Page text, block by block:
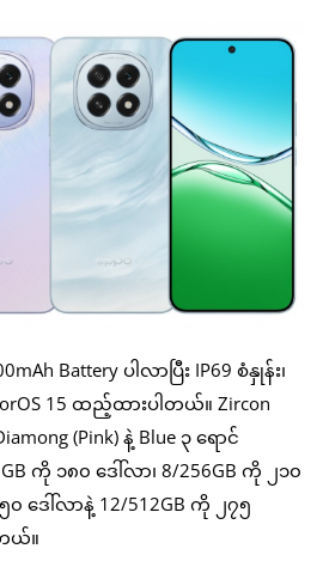
Battery ပါလာပြီး IP69 စံနှုန်း၊
15 ထည့်ထားပါတယ်။ Zircon
(Pink) နဲ့ Blue ၃ ရောင်
ကို ၁၈၀ ဒေါ်လာ၊ 8/256GB ကို ၂၁၀
၀ ဒေါ်လာနဲ့ 12/512GB ကို ၂၇၅
ယ်။